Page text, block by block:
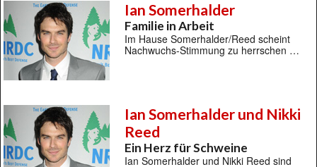
Ian Somerhalder
Familie in Arbeit
Im Hause Somerhalder/Reed scheint
Nachwuchs-Stimmung zu herrschen …
Ian Somerhalder und Nikki
Reed
Ein Herz für Schweine
Ian Somerhalder und Nikki Reed sind